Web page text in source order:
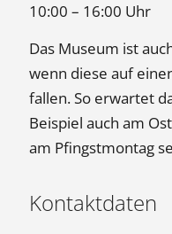
10:00 – 16:00 Uhr
Das Museum ist
wenn diese auf
fallen. So erwartet
Beispiel auch am
am Pfingstmontag
Kontaktdaten